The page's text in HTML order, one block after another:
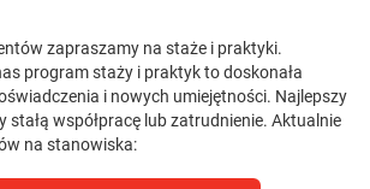
zapraszamy na staże i praktyki.
program staży i praktyk to doskonała
i nowych umiejętności. Najlepszy
stałą współpracę lub zatrudnienie. Aktualnie
na stanowiska: